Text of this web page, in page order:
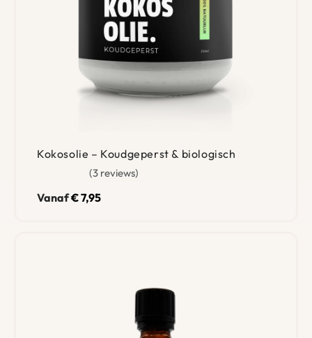
Kokosolie – Koudgeperst & biologisch
3 reviews
Vanaf€7,95